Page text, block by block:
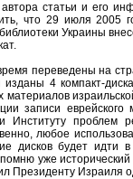
статьи и его
что 29 июля 2005
Украины
переведены на
4 компакт-
материалов
записи
Институту проблем
любое
дисков будет идти
уже
Президенту Израиля